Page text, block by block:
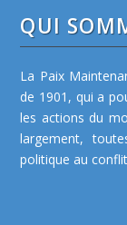
QUI
La Paix
de 1901, qui a
les actions du
largement,
politique au